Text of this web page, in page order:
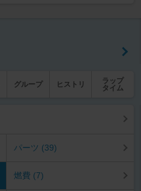
グループ ヒストリ
ラップ
タイム
パーツ (39)
燃費 (7)